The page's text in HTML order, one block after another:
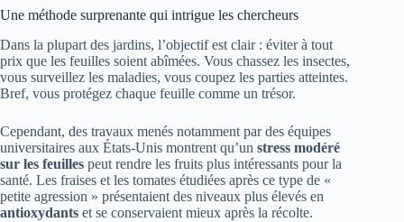
Une méthode surprenante qui intrigue les chercheurs
Dans la plupart des jardins, l’objectif est clair : éviter à tout
prix que les feuilles soient abîmées. Vous chassez les insectes,
vous surveillez les maladies, vous coupez les parties atteintes.
Bref, vous protégez chaque feuille comme un trésor.
Cependant, des travaux menés notamment par des équipes
universitaires aux États-Unis montrent qu’un stress modéré
sur les feuilles peut rendre les fruits plus intéressants pour la
santé. Les fraises et les tomates étudiées après ce type de «
petite agression » présentaient des niveaux plus élevés en
antioxydants et se conservaient mieux après la récolte.